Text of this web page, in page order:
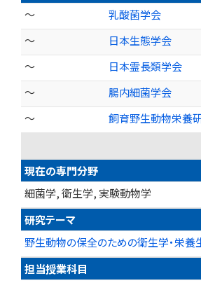
～
乳酸菌学会
～
日本生態学会
～
日本霊長類学会
～
腸内細菌学会
～
飼育野生動物栄養
現在の専門分野
細菌学, 衛生学, 実験動物学
研究テーマ
野生動物の保全のための衛生学・栄養
担当授業科目